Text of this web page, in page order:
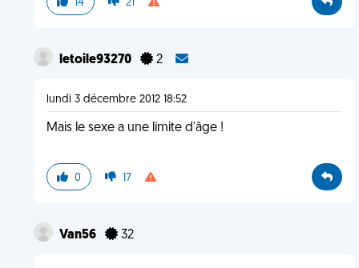
14 21
letoile93270 2
lundi 3 décembre 2012 18:52
Mais le sexe a une limite d'âge !
0 17
Van56 32